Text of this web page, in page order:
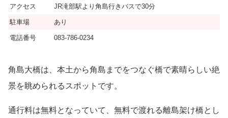
アクセス JR滝部駅より角島行きバスで30分
駐車場 あり
電話番号 083-786-0234
角島大橋は、本土から角島までをつなぐ橋で素晴らしい絶
景を眺められるスポットです。
通行料は無料となっていて、無料で渡れる離島架け橋とし